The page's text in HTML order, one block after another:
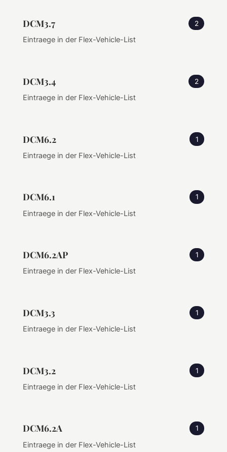
DCM3.7 2
Eintraege in der Flex-Vehicle-List
DCM3.4 2
Eintraege in der Flex-Vehicle-List
DCM6.2 1
Eintraege in der Flex-Vehicle-List
DCM6.1 1
Eintraege in der Flex-Vehicle-List
DCM6.2AP 1
Eintraege in der Flex-Vehicle-List
DCM3.3 1
Eintraege in der Flex-Vehicle-List
DCM3.2 1
Eintraege in der Flex-Vehicle-List
DCM6.2A 1
Eintraege in der Flex-Vehicle-List